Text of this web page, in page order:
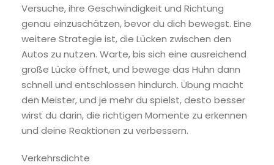
Versuche, ihre Geschwindigkeit und Richtung
genau einzuschätzen, bevor du dich bewegst. Eine
weitere Strategie ist, die Lücken zwischen den
Autos zu nutzen. Warte, bis sich eine ausreichend
große Lücke öffnet, und bewege das Huhn dann
schnell und entschlossen hindurch. Übung macht
den Meister, und je mehr du spielst, desto besser
wirst du darin, die richtigen Momente zu erkennen
und deine Reaktionen zu verbessern.
Verkehrsdichte